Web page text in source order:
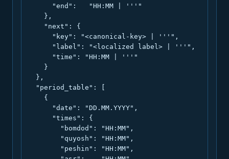
      "end":   "HH:MM | '''"
    },
    "next": {
      "key": "<canonical-key> | '''",
      "label": "<localized label> | '''",
      "time": "HH:MM | '''"
    }
  },
  "period_table": [
    {
      "date": "DD.MM.YYYY",
      "times": {
        "bomdod": "HH:MM",
        "quyosh": "HH:MM",
        "peshin": "HH:MM",